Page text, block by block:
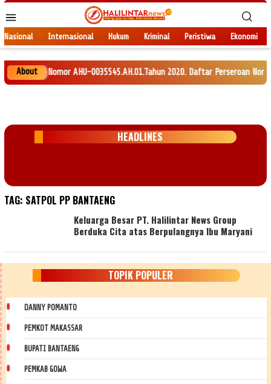
ke
kontenMobile
Nasional Internasional Hukum Kriminal Peristiwa Ekonomi
About
HAM RI Nomor AHU-0035545.AH.01.Tahun 2020. Daftar Perseroan
HEADLINES
TAG: SATPOL PP BANTAENG
Keluarga Besar PT. Halilintar News Group
Berduka Cita atas Berpulangnya Ibu Maryani
TOPIK POPULER
DANNY POMANTO
PEMKOT MAKASSAR
BUPATI BANTAENG
PEMKAB GOWA